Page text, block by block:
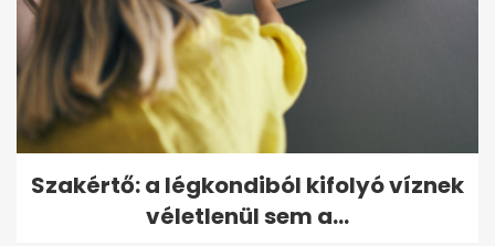
Szakértő: a légkondiból kifolyó víznek
véletlenül sem a...